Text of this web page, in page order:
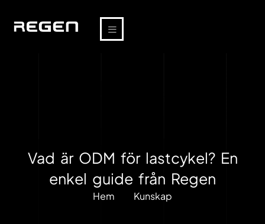
Vad är ODM för lastcykel? En
enkel guide från Regen
Hem Kunskap